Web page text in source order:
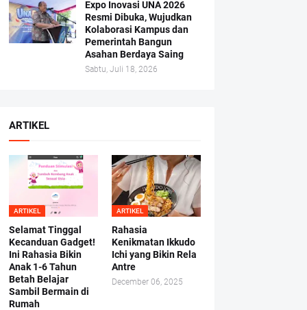
Expo Inovasi UNA 2026
Resmi Dibuka, Wujudkan
Kolaborasi Kampus dan
Pemerintah Bangun
Asahan Berdaya Saing
Sabtu, Juli 18, 2026
ARTIKEL
ARTIKEL
Selamat Tinggal
Kecanduan Gadget!
Ini Rahasia Bikin
Anak 1-6 Tahun
Betah Belajar
Sambil Bermain di
Rumah
ARTIKEL
Rahasia
Kenikmatan Ikkudo
Ichi yang Bikin Rela
Antre
December 06, 2025